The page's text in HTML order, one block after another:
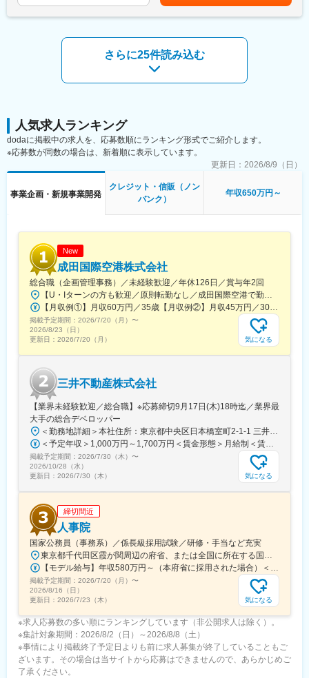
億円規模）
・融資審査・契約事務：不動産評価・リスク分析を踏まえた審
・途上管理・債権管理：モニタリング、リスク管理
・新規ビジネス創出：アセットマネジメント、ファンドビジネス
【仕事の魅力】
・事業立ち上げに参画：既存事業はコーポレートファイナンスと
ソーシャルレンディング。今後ストラクチャードファイナンスや
・髙島屋グループの安定基盤＋挑戦できる環境：大手グループの
信頼性を背景に、新しい金融事業を創出
・裁量の大きさ：ソーシングから組成、審査、契約、事業企画ま
120日、残業少なめ、年2回最長10連休取得可
・髙島屋グループの安定基盤と充実の福利厚生
【求める人物像】
・不動産SPCに対するメザニン融資・TK出資の実務経験をお持ち
の方
・高い専門性と事業推進力を兼ね備え、髙島屋グループの金融事
業を牽引する熱意のある方
チームメンバーは現在４人で、なんでも相談しやすい雰囲気で
す。
【採用背景】
投融資事業を当社の柱に育てるための増員募集です。髙島屋グル
ープで新規金融事業の立ち上げに携われるポジションです。
変更の範囲：会社の定める業務
さらに25件読み込む
人気求人ランキング
dodaに掲載中の求人を、応募数順にランキング形式でご紹介します。
※応募数が同数の場合は、新着順に表示しています。
更新日： 2026/8/9（日）
事業企画・新規事業開発
クレジット・信販（ノン
バンク）
年収650万円～
New
成田国際空港株式会社
総合職（企画管理事務）／未経験歓迎／年休126日／賞与年2回
【U・Iターンの方も歓迎／原則転勤なし／成田国際空港で勤務】■千葉県成田市古込字古込1-1受動喫煙対策：オフィス内禁煙・分煙※自動車通勤：可能（必要条件を満たしている場合のみ）
【月収例①】月収60万円／35歳【月収例②】月収45万円／30歳【月収例③】月収41万円／25歳※各種手当(残業手当、住居手当、通勤手当等)込みの金額です。※別途賞与が年２回支給されます。※個人差がある旨、ご承知おきください。<月給>【初任給（大卒）】月給27万8600円＋各種手当(残業手当、住居手当、通勤手当等)＋賞与年2回【初任給（院卒）】月給30万500円＋各種手当(残業手当、住居手当、通勤手当等)＋賞与年2回※上記は新卒初任給です。経験やスキルを考慮して決定いたします。
掲載予定期間： 2026/7/20（月） 〜
2026/8/23（日）
更新日： 2026/7/20（月） 気になる
三井不動産株式会社
【業界未経験歓迎／総合職】※応募締切9月17日(木)18時迄／業界最
大手の総合デベロッパー
＜勤務地詳細＞本社住所：東京都中央区日本橋室町2-1-1 三井本館勤務地最寄駅：東京メトロ銀座線・半蔵門線／三越前駅受動喫煙対策：屋内全面禁煙変更の範囲：会社の定める事業所（リモートワーク含む）
＜予定年収＞1,000万円～1,700万円＜賃金形態＞月給制＜賃金内訳＞月額（基本給）：470,000円～800,000円＜月給＞470,000円～800,000円＜昇給有無＞有＜残業手当＞有＜給与補足＞※経験に応ず※上記年収は基礎給与・賞与（2回）を含む。時間外勤務手当・諸手当別途支給。※あくまでモデルケースであり、実際の年収とは異なる可能性があります。処遇条件の詳細は内定後のオファー面談にてご説明いたします。賃金はあくまでも目安の金額であり、選考を通じて上下する可能性があります。月給(月額)は固定手当を含めた表記です。
掲載予定期間： 2026/7/30（木） 〜
2026/10/28（水）
更新日： 2026/7/30（木） 気になる
締切間近
人事院
国家公務員（事務系）／係長級採用試験／研修・手当など充実
東京都千代田区霞が関周辺の府省、または全国に所在する国の行政機関の庁舎＜主な勤務地＞・府省合同A：おもに霞が関周辺の本府省・府省合同B：本府省を含む全国の行政機関・国税庁（国税局、国税事務所）※職務により、全国および海外での活躍のチャンスもあります※就業場所の変更の範囲：各府省の定める場所
【モデル給与】年収580万円～（本府省に採用された場合）＜給与＞月給27万6,300円～＋各種手当＋賞与（2025年度は4.65カ月分）採用時の俸給月額（いわゆる基本給）は、採用された方の経験年数と同程度の経験年数を有する国家公務員が受ける俸給月額との均衡を考慮して決定します ※支給要件を満たした場合は、次のような諸手当が支給されます。└地域手当、本府省業務調整手当、通勤手当、住居手当、扶養手当、超過勤務手当 など※俸給月額等は2026年４月１日現在の「一般職の職員の給与に関する法律」の規定によるものです
掲載予定期間： 2026/7/20（月） 〜
2026/8/16（日）
更新日： 2026/7/23（木） 気になる
※求人応募数の多い順にランキングしています（非公開求人は除く）。
※集計対象期間：2026/8/2（日）～2026/8/8（土）
※事情により掲載終了予定日よりも前に求人募集が終了していることもご
ざいます。その場合は当サイトから応募はできませんので、あらかじめご
了承ください。